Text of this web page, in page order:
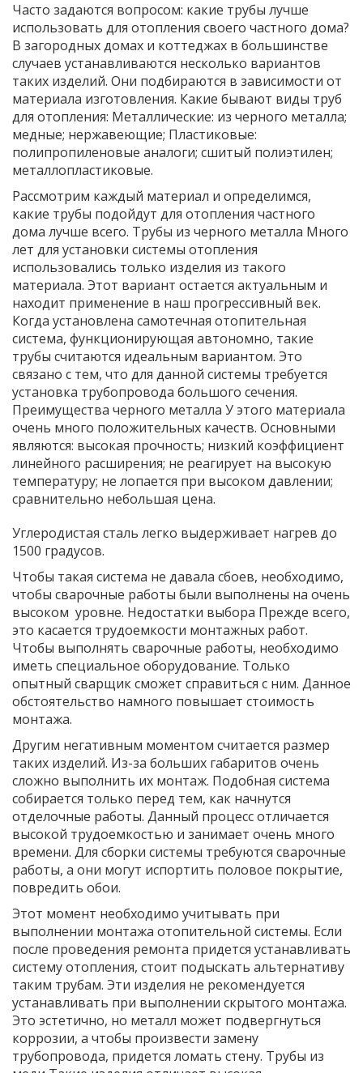
Часто задаются вопросом: какие трубы лучше
использовать для отопления своего частного дома?
В загородных домах и коттеджах в большинстве
случаев устанавливаются несколько вариантов
таких изделий. Они подбираются в зависимости от
материала изготовления. Какие бывают виды труб
для отопления: Металлические: из черного металла;
медные; нержавеющие; Пластиковые:
полипропиленовые аналоги; сшитый полиэтилен;
металлопластиковые.
Рассмотрим каждый материал и определимся,
какие трубы подойдут для отопления частного
дома лучше всего. Трубы из черного металла Много
лет для установки системы отопления
использовались только изделия из такого
материала. Этот вариант остается актуальным и
находит применение в наш прогрессивный век.
Когда установлена самотечная отопительная
система, функционирующая автономно, такие
трубы считаются идеальным вариантом. Это
связано с тем, что для данной системы требуется
установка трубопровода большого сечения.
Преимущества черного металла У этого материала
очень много положительных качеств. Основными
являются: высокая прочность; низкий коэффициент
линейного расширения; не реагирует на высокую
температуру; не лопается при высоком давлении;
сравнительно небольшая цена.
Углеродистая сталь легко выдерживает нагрев до
1500 градусов.
Чтобы такая система не давала сбоев, необходимо,
чтобы сварочные работы были выполнены на очень
высоком уровне. Недостатки выбора Прежде всего,
это касается трудоемкости монтажных работ.
Чтобы выполнять сварочные работы, необходимо
иметь специальное оборудование. Только
опытный сварщик сможет справиться с ним. Данное
обстоятельство намного повышает стоимость
монтажа.
Другим негативным моментом считается размер
таких изделий. Из-за больших габаритов очень
сложно выполнить их монтаж. Подобная система
собирается только перед тем, как начнутся
отделочные работы. Данный процесс отличается
высокой трудоемкостью и занимает очень много
времени. Для сборки системы требуются сварочные
работы, а они могут испортить половое покрытие,
повредить обои.
Этот момент необходимо учитывать при
выполнении монтажа отопительной системы. Если
после проведения ремонта придется устанавливать
систему отопления, стоит подыскать альтернативу
таким трубам. Эти изделия не рекомендуется
устанавливать при выполнении скрытого монтажа.
Это эстетично, но металл может подвергнуться
коррозии, а чтобы произвести замену
трубопровода, придется ломать стену. Трубы из